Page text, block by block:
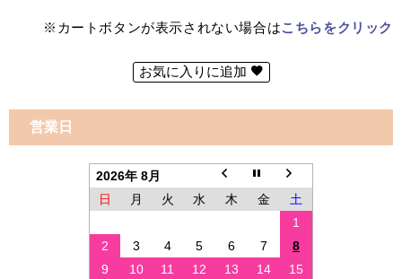
※カートボタンが表示されない場合はこちらをクリック
お気に入りに追加
営業日
2026年 8月
日
月 火 水 木 金
土
1
2
3 4 5 6 7
8
9
10 11 12 13 14
15